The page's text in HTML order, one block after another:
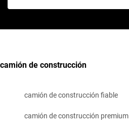
camión de construcción
camión de construcción fiable
camión de construcción premium